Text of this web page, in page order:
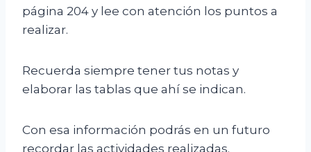
página 204 y lee con atención los puntos a
realizar.
Recuerda siempre tener tus notas y
elaborar las tablas que ahí se indican.
Con esa información podrás en un futuro
recordar las actividades realizadas.